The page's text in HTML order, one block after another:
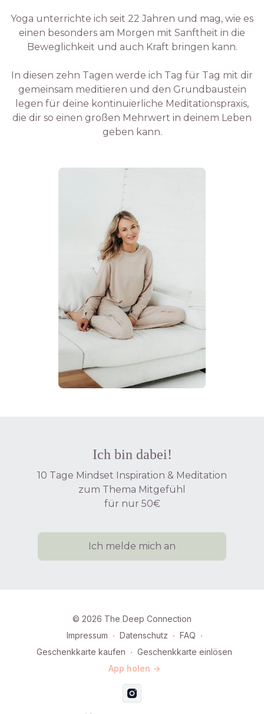
Yoga unterrichte ich seit 22 Jahren und mag, wie es
einen besonders am Morgen mit Sanftheit in die
Beweglichkeit und auch Kraft bringen kann.
In diesen zehn Tagen werde ich Tag für Tag mit dir
gemeinsam meditieren und den Grundbaustein
legen für deine kontinuierliche Meditationspraxis,
die dir so einen großen Mehrwert in deinem Leben
geben kann.
Ich bin dabei!
10 Tage Mindset Inspiration & Meditation
zum Thema Mitgefühl
für nur 50€
Ich melde mich an
© 2026 The Deep Connection
Impressum ∙ Datenschutz ∙ FAQ ∙
Geschenkkarte kaufen ∙ Geschenkkarte einlösen
App holen ->